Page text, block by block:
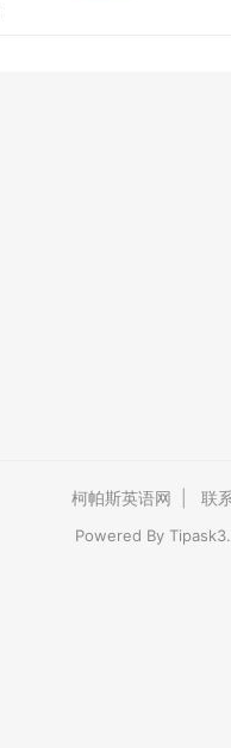
柯帕斯英语网 联
Powered By